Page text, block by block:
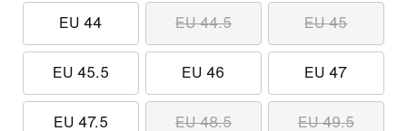
EU 44 EU 44.5 EU 45
EU 45.5 EU 46 EU 47
EU 47.5 EU 48.5 EU 49.5